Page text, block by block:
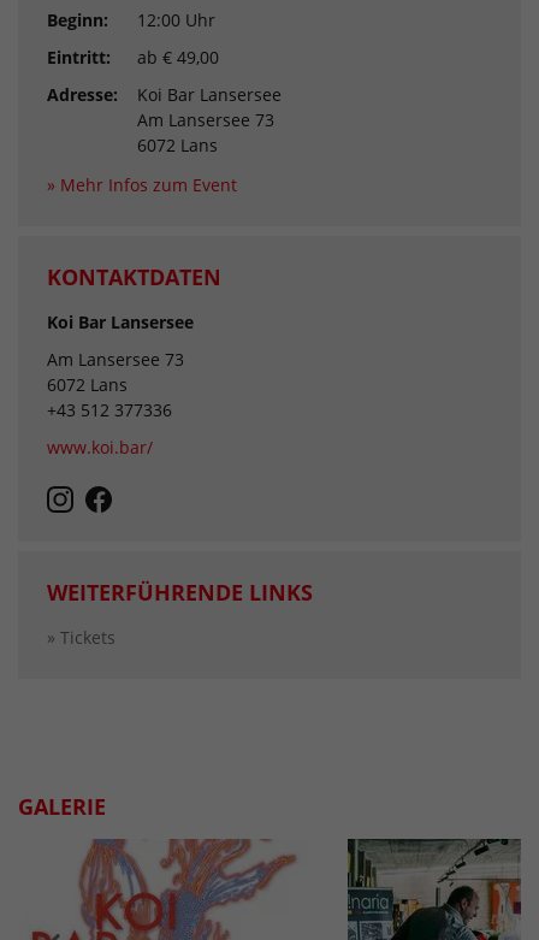
Beginn:
12:00 Uhr
Eintritt:
ab € 49,00
Adresse:
Koi Bar Lansersee
Am Lansersee 73
6072 Lans
» Mehr Infos zum Event
KONTAKTDATEN
Koi Bar Lansersee
Am Lansersee 73
6072 Lans
+43 512 377336
www.koi.bar/
WEITERFÜHRENDE LINKS
» Tickets
GALERIE